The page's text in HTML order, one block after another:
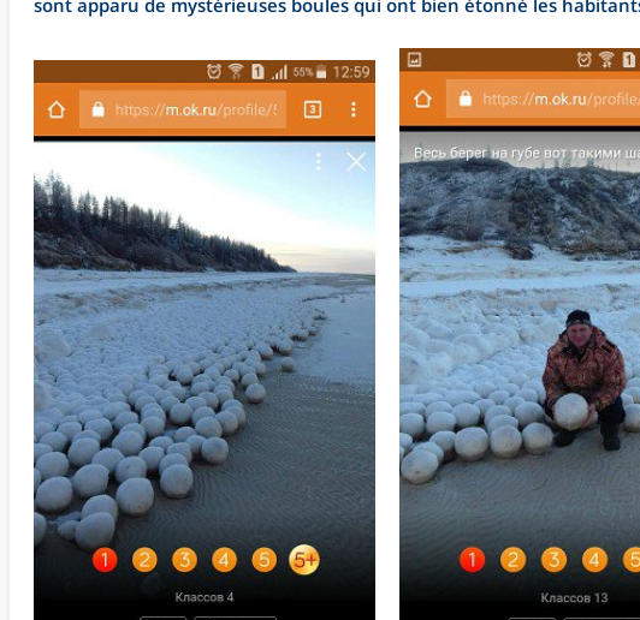
sont apparu de mystérieuses boules qui ont bien étonné les